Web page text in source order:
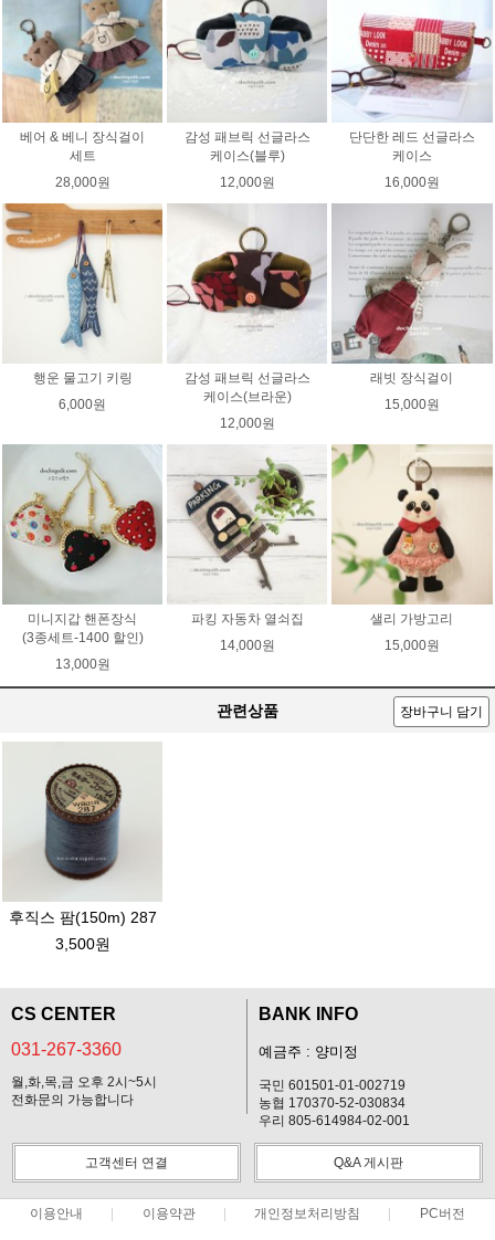
베어 & 베니 장식걸이
세트
28,000원
감성 패브릭 선글라스
케이스(블루)
12,000원
단단한 레드 선글라스
케이스
16,000원
행운 물고기 키링
6,000원
감성 패브릭 선글라스
케이스(브라운)
12,000원
래빗 장식걸이
15,000원
미니지갑 핸폰장식
(3종세트-1400 할인)
13,000원
파킹 자동차 열쇠집
14,000원
샐리 가방고리
15,000원
관련상품 장바구니 담기
후직스 팜(150m) 287
3,500원
CS CENTER
031-267-3360
월,화,목,금 오후 2시~5시
전화문의 가능합니다
BANK INFO
예금주 : 양미정
국민 601501-01-002719
농협 170370-52-030834
우리 805-614984-02-001
고객센터 연결 Q&A 게시판
이용안내 이용약관 개인정보처리방침 PC버전